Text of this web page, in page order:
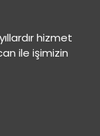
hizmet
ile işimizin